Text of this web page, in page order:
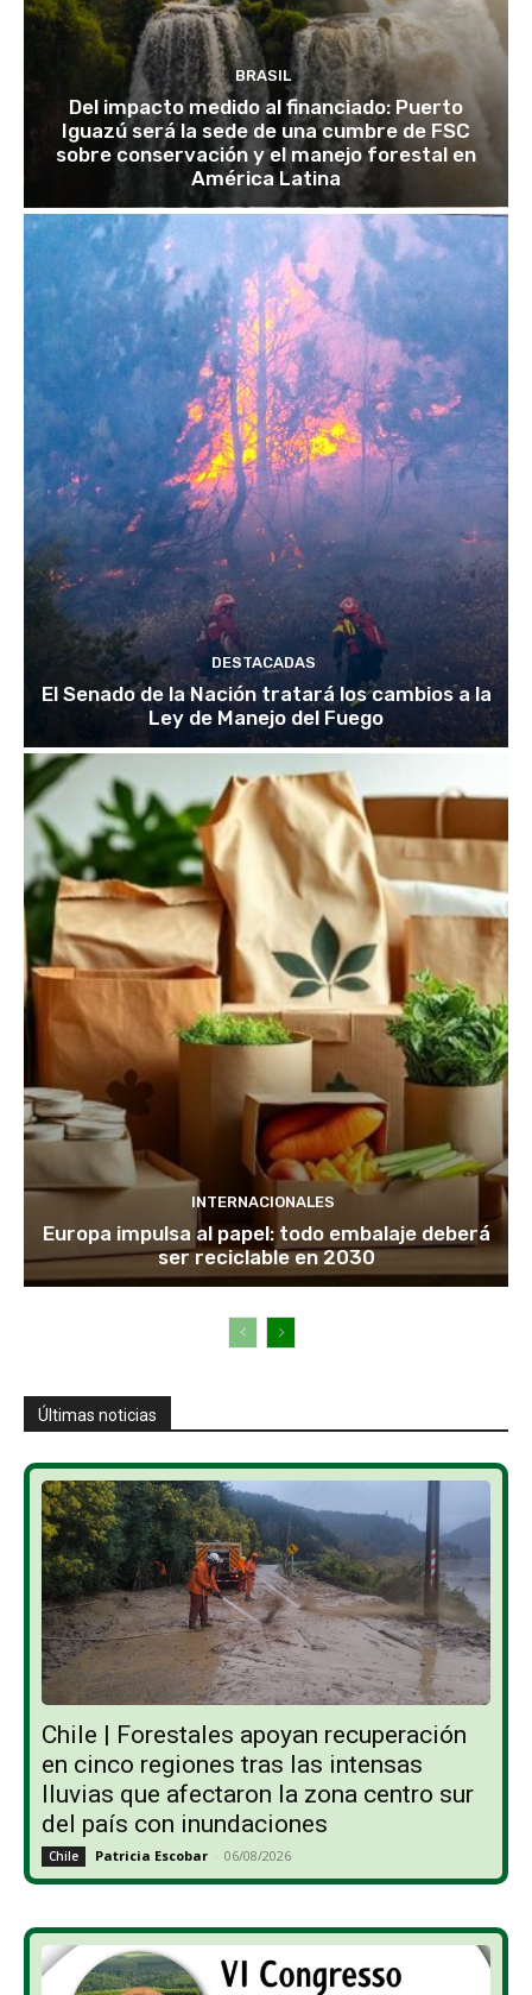
BRASIL
Del impacto medido al financiado: Puerto
Iguazú será la sede de una cumbre de FSC
sobre conservación y el manejo forestal en
América Latina
DESTACADAS
El Senado de la Nación tratará los cambios a la
Ley de Manejo del Fuego
INTERNACIONALES
Europa impulsa al papel: todo embalaje deberá
ser reciclable en 2030
Últimas noticias
Chile | Forestales apoyan recuperación
en cinco regiones tras las intensas
lluvias que afectaron la zona centro sur
del país con inundaciones
Chile Patricia Escobar - 06/08/2026